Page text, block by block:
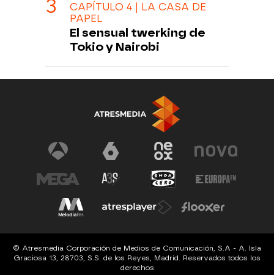
CAPÍTULO 4 | LA CASA DE
PAPEL
El sensual twerking de
Tokio y Nairobi
© Atresmedia Corporación de Medios de Comunicación, S.A - A. Isla
Graciosa 13, 28703, S.S. de los Reyes, Madrid. Reservados todos los
derechos